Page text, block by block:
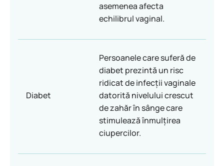
asemenea afecta
echilibrul vaginal.
Diabet
Persoanele care suferă de
diabet prezintă un risc
ridicat de infecții vaginale
datorită nivelului crescut
de zahăr în sânge care
stimulează înmulțirea
ciupercilor.